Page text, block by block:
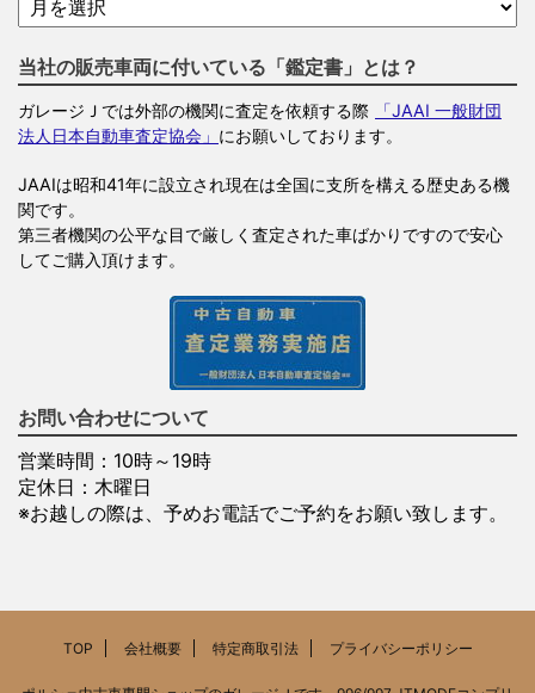
当社の販売車両に付いている「鑑定書」とは？
ガレージＪでは外部の機関に査定を依頼する際
「JAAI 一般財団
法人日本自動車査定協会」 にお願いしております。
JAAIは昭和41年に設立され現在は全国に支所を構える歴史ある機
関です。
第三者機関の公平な目で厳しく査定された車ばかりですので安心
してご購入頂けます。
お問い合わせについて
営業時間：10時～19時
定休日：木曜日
※お越しの際は、予めお電話でご予約をお願い致します。
TOP 会社概要 特定商取引法 プライバシーポリシー